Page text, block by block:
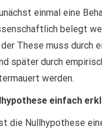
einmal eine
belegt
These muss durch
später durch
werden.
einfach
die Nullhypothese